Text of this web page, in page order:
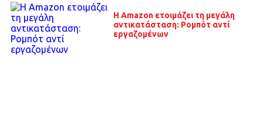
Η Amazon ετοιμάζει τη μεγάλη
αντικατάσταση: Ρομπότ αντί
εργαζομένων